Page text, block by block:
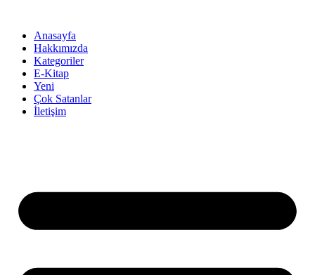
Anasayfa
Hakkımızda
Kategoriler
E-Kitap
Yeni
Çok Satanlar
İletişim